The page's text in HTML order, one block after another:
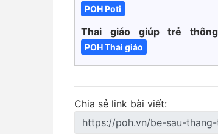
POH Poti
Thai giáo giúp trẻ
POH Thai giáo
Chia sẻ link bài viết: